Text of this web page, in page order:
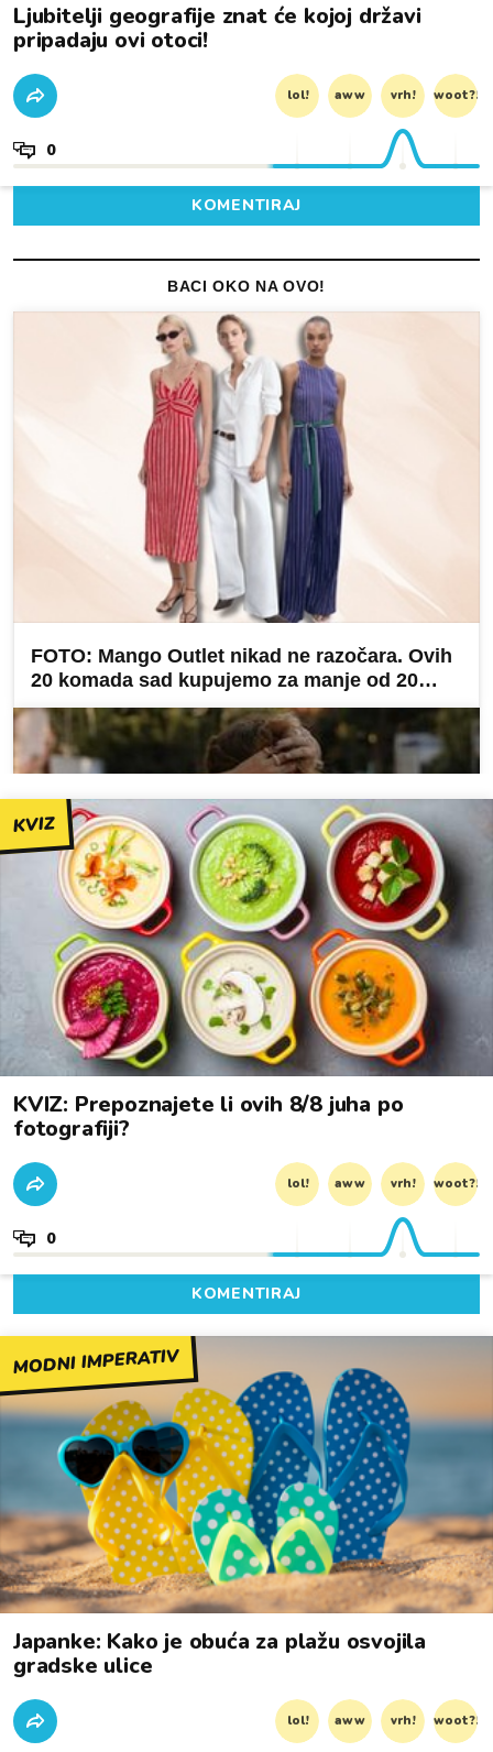
Ljubitelji geografije znat će kojoj državi
pripadaju ovi otoci!
lol! aww vrh! woot?!
0
KOMENTIRAJ
KVIZ
KVIZ: Prepoznajete li ovih 8/8 juha po
fotografiji?
lol! aww vrh! woot?!
0
KOMENTIRAJ
MODNI IMPERATIV
Japanke: Kako je obuća za plažu osvojila
gradske ulice
lol! aww vrh! woot?!